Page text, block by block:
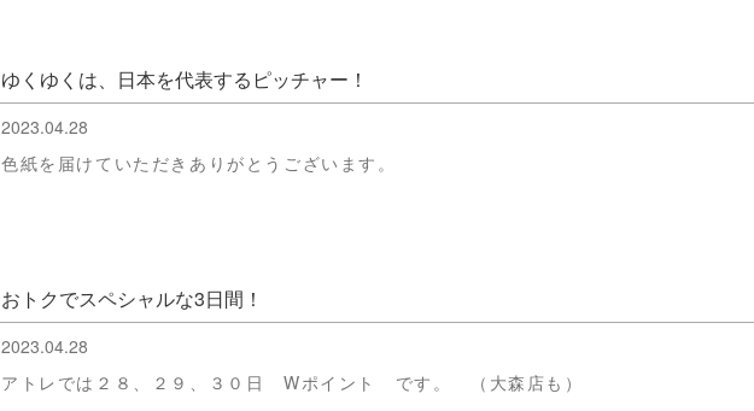
ゆくゆくは、日本を代表するピッチャー！
2023.04.28
色紙を届けていただきありがとうございます。
おトクでスペシャルな3日間！
2023.04.28
アトレでは２８、２９、３０日 Wポイント です。 （大森店も）